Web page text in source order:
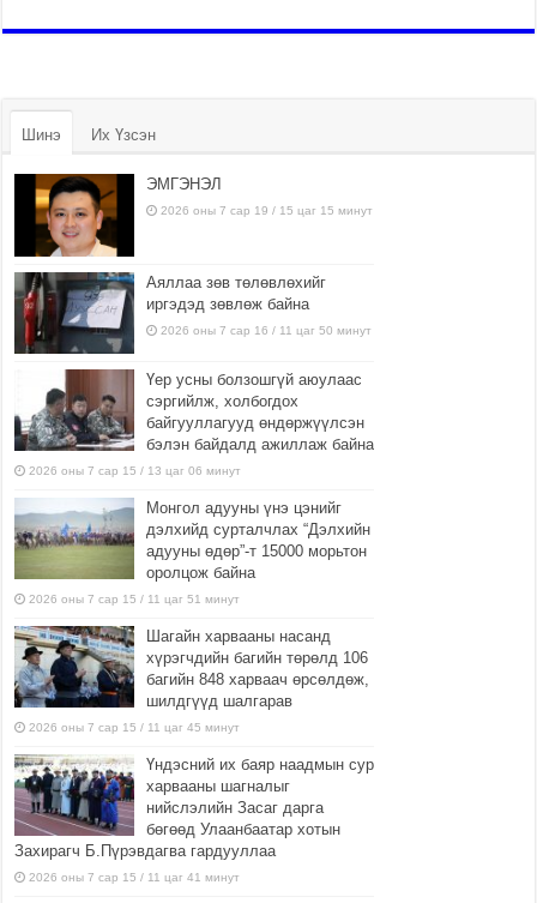
Шинэ Их Үзсэн
ЭМГЭНЭЛ
2026 оны 7 сар 19 / 15 цаг 15 минут
Аяллаа зөв төлөвлөхийг
иргэдэд зөвлөж байна
2026 оны 7 сар 16 / 11 цаг 50 минут
Үер усны болзошгүй аюулаас
сэргийлж, холбогдох
байгууллагууд өндөржүүлсэн
бэлэн байдалд ажиллаж байна
2026 оны 7 сар 15 / 13 цаг 06 минут
Монгол адууны үнэ цэнийг
дэлхийд сурталчлах “Дэлхийн
адууны өдөр”-т 15000 морьтон
оролцож байна
2026 оны 7 сар 15 / 11 цаг 51 минут
Шагайн харвааны насанд
хүрэгчдийн багийн төрөлд 106
багийн 848 харваач өрсөлдөж,
шилдгүүд шалгарав
2026 оны 7 сар 15 / 11 цаг 45 минут
Үндэсний их баяр наадмын сур
харвааны шагналыг
нийслэлийн Засаг дарга
бөгөөд Улаанбаатар хотын
Захирагч Б.Пүрэвдагва гардууллаа
2026 оны 7 сар 15 / 11 цаг 41 минут